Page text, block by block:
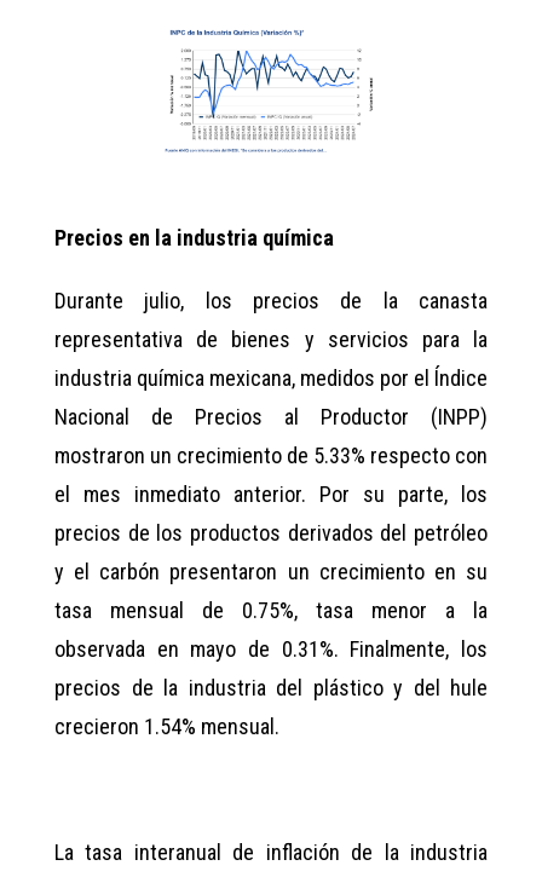
Precios en la industria química
Durante julio, los precios de la canasta
representativa de bienes y servicios para la
industria química mexicana, medidos por el Índice
Nacional de Precios al Productor (INPP)
mostraron un crecimiento de 5.33% respecto con
el mes inmediato anterior. Por su parte, los
precios de los productos derivados del petróleo
y el carbón presentaron un crecimiento en su
tasa mensual de 0.75%, tasa menor a la
observada en mayo de 0.31%. Finalmente, los
precios de la industria del plástico y del hule
crecieron 1.54% mensual.
La tasa interanual de inflación de la industria